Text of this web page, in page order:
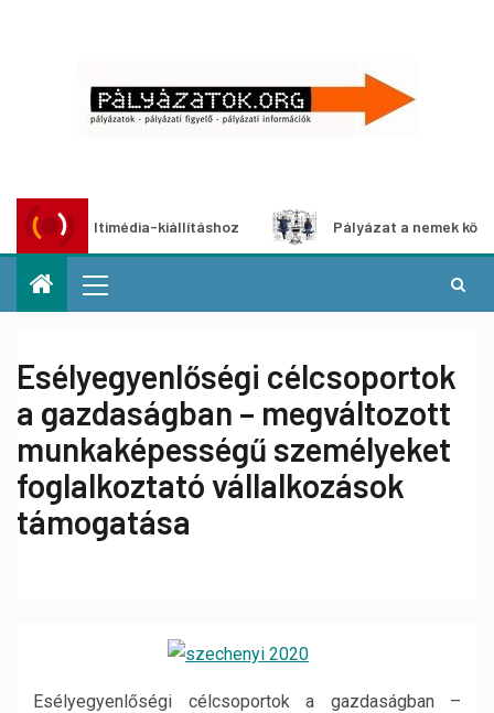
multimédia-kiállításhoz Pályázat a nemek közötti
Esélyegyenlőségi célcsoportok
a gazdaságban – megváltozott
munkaképességű személyeket
foglalkoztató vállalkozások
támogatása
Esélyegyenlőségi célcsoportok a gazdaságban –